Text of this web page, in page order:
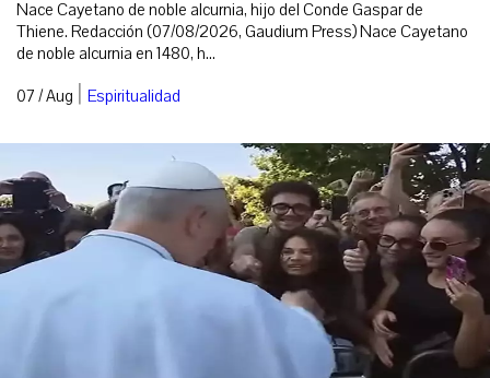
Nace Cayetano de noble alcurnia, hijo del Conde Gaspar de
Thiene. Redacción (07/08/2026, Gaudium Press) Nace Cayetano
de noble alcurnia en 1480, h...
07 / Aug | Espiritualidad